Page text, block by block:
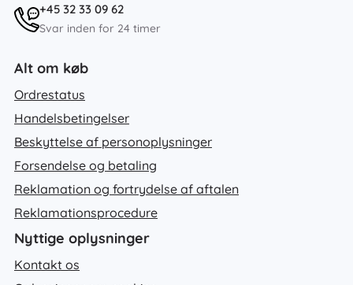
+45 32 33 09 62
Svar inden for 24 timer
Alt om køb
Ordrestatus
Handelsbetingelser
Beskyttelse af personoplysninger
Forsendelse og betaling
Reklamation og fortrydelse af aftalen
Reklamationsprocedure
Nyttige oplysninger
Kontakt os